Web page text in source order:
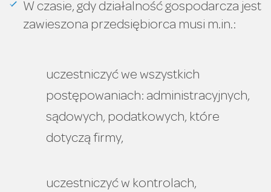
W czasie, gdy działalność gospodarcza jest
zawieszona przedsiębiorca musi m.in.:
uczestniczyć we wszystkich
postępowaniach: administracyjnych,
sądowych, podatkowych, które
dotyczą firmy,
uczestniczyć w kontrolach,